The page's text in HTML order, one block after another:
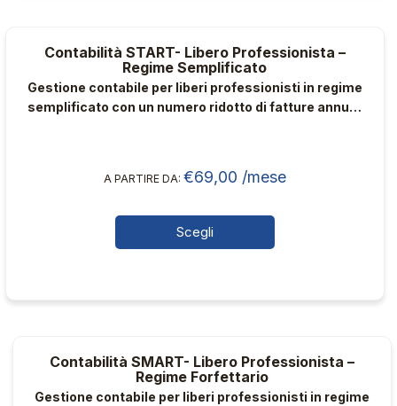
Le
opzioni
possono
del
prodotto
Contabilità START- Libero Professionista –
Regime Semplificato
Gestione contabile per liberi professionisti in regime
semplificato con un numero ridotto di fatture annuo,
A PARTIRE DA: €69,00 /mese
Scegli
Questo
ha
Le
opzioni
Contabilità SMART- Libero Professionista –
Regime Forfettario
Gestione contabile per liberi professionisti in regime